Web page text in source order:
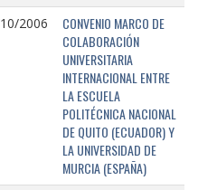
2006
CONVENIO MARCO DE
COLABORACIÓN
UNIVERSITARIA
INTERNACIONAL ENTRE
LA ESCUELA
POLITÉCNICA NACIONAL
DE QUITO (ECUADOR) Y
LA UNIVERSIDAD DE
MURCIA (ESPAÑA)